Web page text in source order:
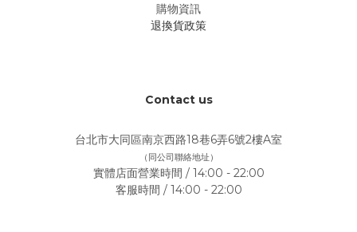
購物資訊
退換貨政策
Contact us
台北市大同區南京西路18巷6弄6號2樓A室
（同公司聯絡地址）
實體店面營業時間 / 14:00 - 22:00
客服時間 / 14:00 - 22:00